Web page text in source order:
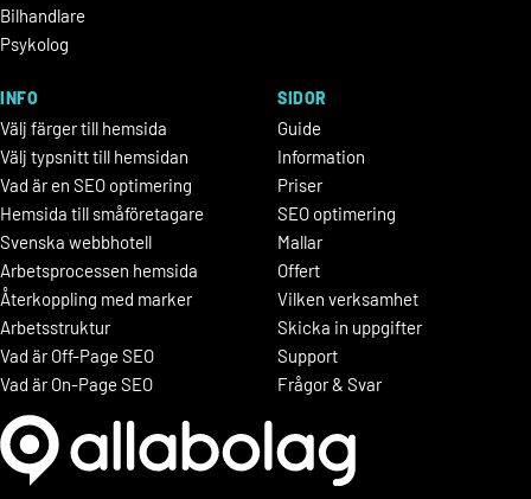
Bilhandlare
Psykolog
INFO
Välj färger till hemsida
Välj typsnitt till hemsidan
Vad är en SEO optimering
Hemsida till småföretagare
Svenska webbhotell
Arbetsprocessen hemsida
Återkoppling med marker
Arbetsstruktur
Vad är Off-Page SEO
Vad är On-Page SEO
SIDOR
Guide
Information
Priser
SEO optimering
Mallar
Offert
Vilken verksamhet
Skicka in uppgifter
Support
Frågor & Svar